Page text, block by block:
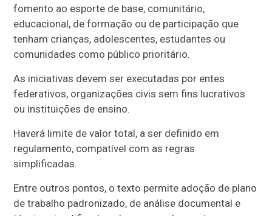
fomento ao esporte de base, comunitário,
educacional, de formação ou de participação que
tenham crianças, adolescentes, estudantes ou
comunidades como público prioritário.
As iniciativas devem ser executadas por entes
federativos, organizações civis sem fins lucrativos
ou instituições de ensino.
Haverá limite de valor total, a ser definido em
regulamento, compatível com as regras
simplificadas.
Entre outros pontos, o texto permite adoção de plano
de trabalho padronizado, de análise documental e